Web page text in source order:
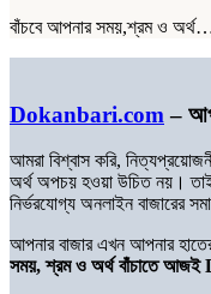
বাঁচবে আপনার সময়,শ্রম ও
Dokanbari.com –
আমরা বিশ্বাস করি,
অর্থ অপচয় হওয়া উচিত নয়।
নির্ভরযোগ্য অনলাইন বাজারের
আপনার বাজার এখন আপনার
সময়, শ্রম ও অর্থ বাঁচাতে